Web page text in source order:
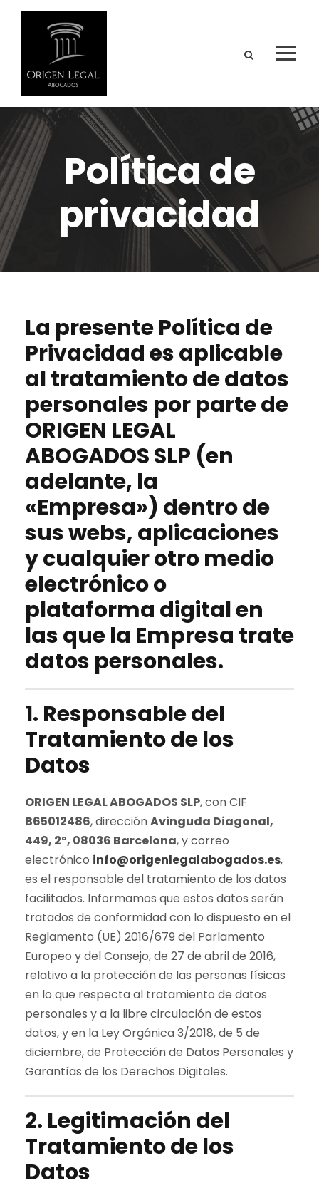
Política de
privacidad
La presente Política de
Privacidad es aplicable
al tratamiento de datos
personales por parte de
ORIGEN LEGAL
ABOGADOS SLP (en
adelante, la
«Empresa») dentro de
sus webs, aplicaciones
y cualquier otro medio
electrónico o
plataforma digital en
las que la Empresa trate
datos personales.
1. Responsable del
Tratamiento de los
Datos
ORIGEN LEGAL ABOGADOS SLP, con CIF
B65012486, direcciónAvinguda Diagonal,
449, 2º, 08036 Barcelona, y correo
electrónico info@origenlegalabogados.es,
es el responsable del tratamiento de los datos
facilitados. Informamos que estos datos serán
tratados de conformidad con lo dispuesto en el
Reglamento (UE) 2016/679 del Parlamento
Europeo y del Consejo, de 27 de abril de 2016,
relativo a la protección de las personas físicas
en lo que respecta al tratamiento de datos
personales y a la libre circulación de estos
datos, y en la Ley Orgánica 3/2018, de 5 de
diciembre, de Protección de Datos Personales y
Garantías de los Derechos Digitales.
2. Legitimación del
Tratamiento de los
Datos